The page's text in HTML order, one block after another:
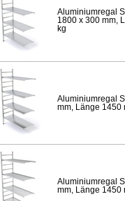
Aluminiumregal
1800 x 300 mm,
kg
Aluminiumregal
mm, Länge 1450
Aluminiumregal
mm, Länge 1450